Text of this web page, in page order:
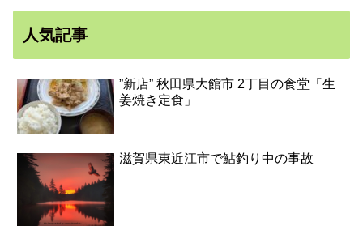
人気記事
”新店” 秋田県大館市 2丁目の食堂「生
姜焼き定食」
滋賀県東近江市で鮎釣り中の事故